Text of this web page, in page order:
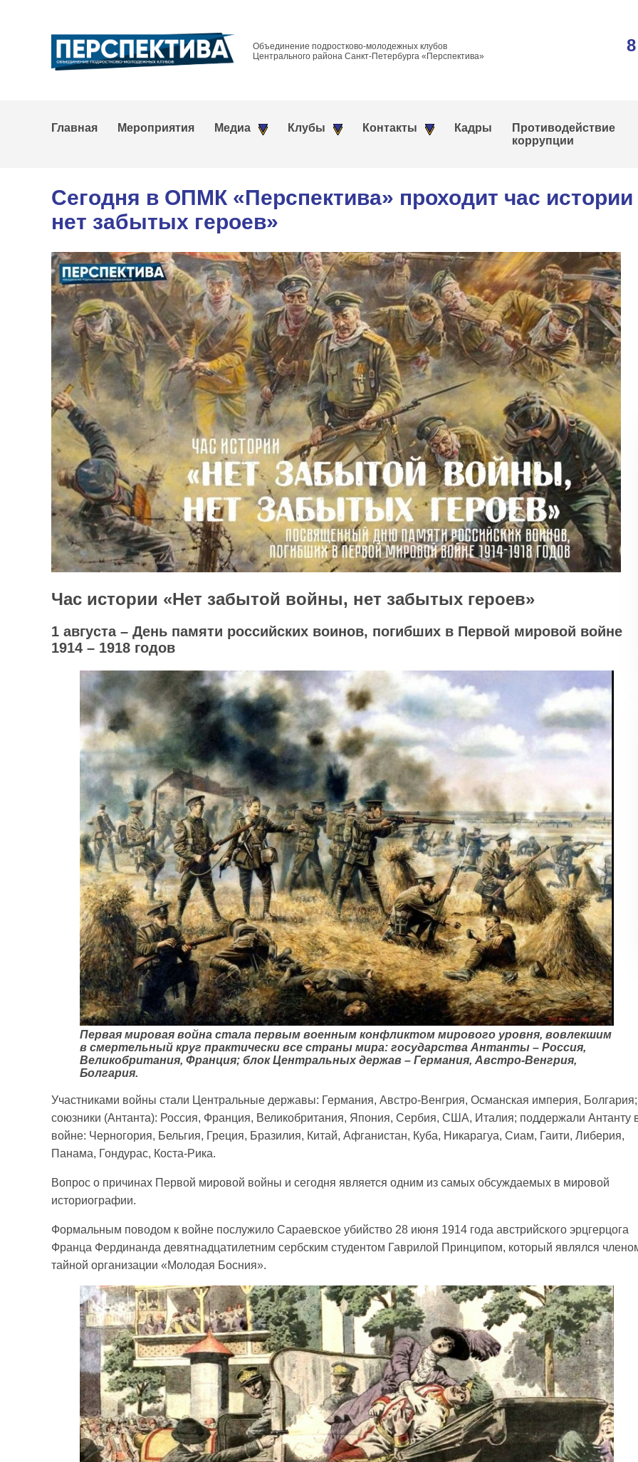
Объединение подростково-молодежных клубов
Центрального района Санкт-Петербурга «Перспектива»
Главная Мероприятия Медиа Клубы Контакты Кадры
Противодействие
коррупции
Сегодня в ОПМК «Перспектива» проходит час
нет забытых героев»
Час истории «Нет забытой войны, нет забытых героев»
1 августа – День памяти российских воинов, погибших в Первой мировой войне
1914 – 1918 годов
Первая мировая война стала первым военным конфликтом мирового уровня, вовлекшим
в смертельный круг практически все страны мира: государства Антанты – Россия,
Великобритания, Франция; блок Центральных держав – Германия, Австро-Венгрия,
Болгария.
Участниками войны стали Центральные державы: Германия, Австро-Венгрия, Османская империя, Болгария;
союзники (Антанта): Россия, Франция, Великобритания, Япония, Сербия, США, Италия; поддержали Антанту
войне: Черногория, Бельгия, Греция, Бразилия, Китай, Афганистан, Куба, Никарагуа, Сиам, Гаити, Либерия,
Панама, Гондурас, Коста-Рика.
Вопрос о причинах Первой мировой войны и сегодня является одним из самых обсуждаемых в мировой
историографии.
Формальным поводом к войне послужило Сараевское убийство 28 июня 1914 года австрийского эрцгерцога
Франца Фердинанда девятнадцатилетним сербским студентом Гаврилой Принципом, который являлся
тайной организации «Молодая Босния».